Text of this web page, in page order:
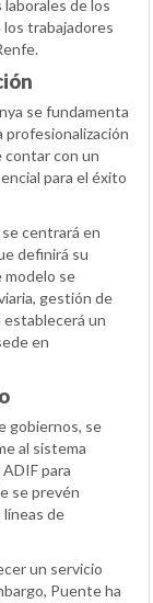
de los
trabajadores
se fundamenta
profesionalización
contar con un
para el éxito
centrará en
definirá su
se
gestión de
establecerá un
en
gobiernos, se
al sistema
para
se prevén
líneas de
un servicio
Puente ha